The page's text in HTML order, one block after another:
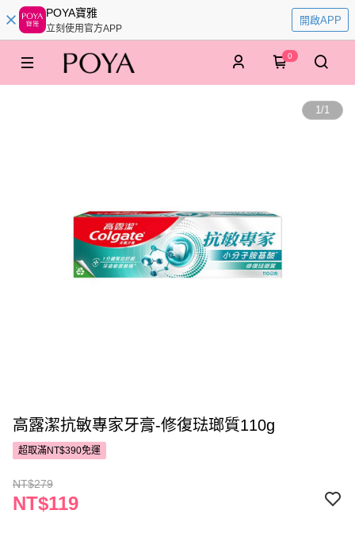
POYA寶雅
立刻使用官方APP
開啟APP
0
1/1
高露潔抗敏專家牙膏-修復琺瑯質110g
超取滿NT$390免運
NT$279
NT$119